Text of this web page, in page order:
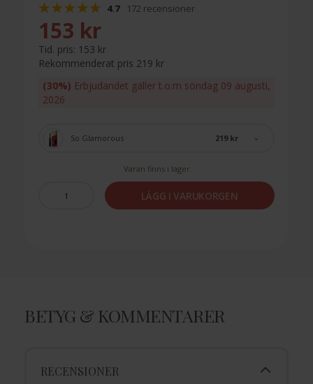
4.7 172 recensioner
153 kr
Tid. pris: 153 kr
Rekommenderat pris 219 kr
(30%) Erbjudandet gäller t.o.m söndag 09 augusti,
2026
219 kr
So Glamorous
Varan finns i lager
LÄGG I VARUKORGEN
BETYG & KOMMENTARER
RECENSIONER